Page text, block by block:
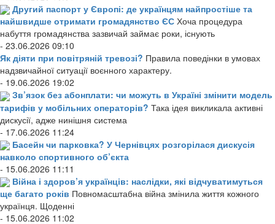
Другий паспорт у Європі: де українцям найпростіше та
найшвидше отримати громадянство ЄС Хоча процедура
набуття громадянства зазвичай займає роки, існують
- 23.06.2026 09:10
Як діяти при повітряній тревозі? Правила поведінки в умовах
надзвичайної ситуації воєнного характеру.
- 19.06.2026 19:02
Зв’язок без абонплати: чи можуть в Україні змінити модель
тарифів у мобільних операторів? Така ідея викликала активні
дискусії, адже нинішня система
- 17.06.2026 11:24
Басейн чи парковка? У Чернівцях розгорілася дискусія
навколо спортивного об’єкта
- 15.06.2026 11:11
Війна і здоров’я українців: наслідки, які відчуватимуться
ще багато років Повномасштабна війна змінила життя кожного
українця. Щоденні
- 15.06.2026 11:02